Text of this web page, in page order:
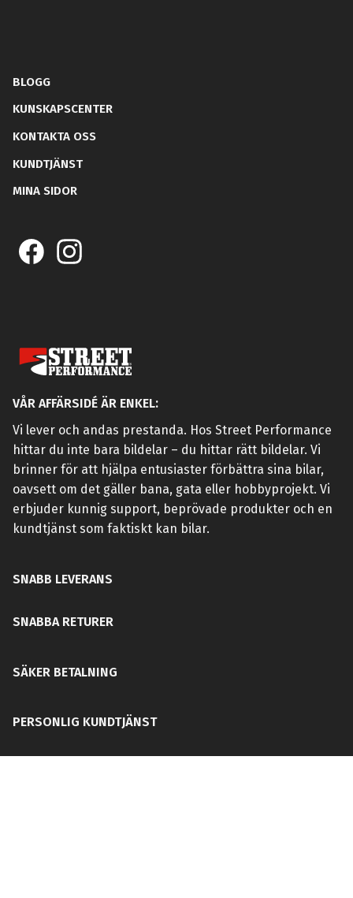
BLOGG
KUNSKAPSCENTER
KONTAKTA OSS
KUNDTJÄNST
MINA SIDOR
VÅR AFFÄRSIDÉ ÄR ENKEL:
Vi lever och andas prestanda. Hos Street Performance
hittar du inte bara bildelar – du hittar rätt bildelar. Vi
brinner för att hjälpa entusiaster förbättra sina bilar,
oavsett om det gäller bana, gata eller hobbyprojekt. Vi
erbjuder kunnig support, beprövade produkter och en
kundtjänst som faktiskt kan bilar.
SNABB LEVERANS
SNABBA RETURER
SÄKER BETALNING
PERSONLIG KUNDTJÄNST